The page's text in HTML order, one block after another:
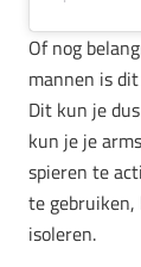
Of nog
mannen is
Dit kun je
kun je je
spieren te
te
isoleren.